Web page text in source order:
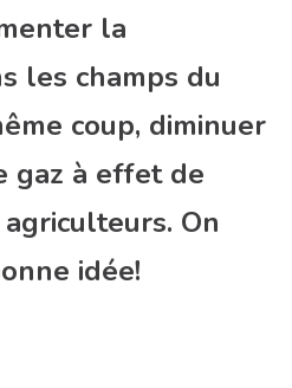
la
les champs du
coup, diminuer
gaz à effet de
On
idée!